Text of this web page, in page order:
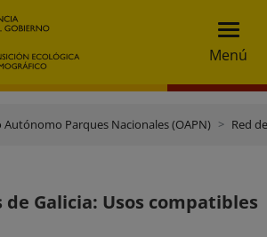
Menú
Autónomo Parques Nacionales (OAPN) Red
Galicia: Usos compatibles